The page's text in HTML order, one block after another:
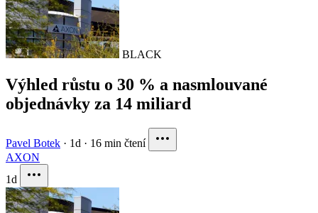
BLACK
Výhled růstu o 30 % a nasmlouvané
objednávky za 14 miliard
Pavel Botek · 1d · 16 min čtení
AXON
1d